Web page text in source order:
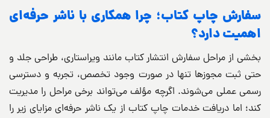
سفارش چاپ کتاب؛ چرا همکاری با ناشر حرفه‌ای
اهمیت دارد؟
بخشی از مراحل سفارش انتشار کتاب مانند ویراستاری، طراحی جلد و
حتی ثبت مجوزها تنها در صورت وجود تخصص، تجربه و دسترسی
رسمی عملی می‌شوند. اگرچه مؤلف می‌تواند برخی مراحل را مدیریت
کند؛ اما دریافت خدمات چاپ کتاب از یک ناشر حرفه‌ای مزایای زیر را